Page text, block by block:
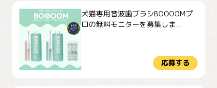
犬猫専用音波歯ブラシBOOOOMプ
ロの無料モニターを募集しま...
応募する